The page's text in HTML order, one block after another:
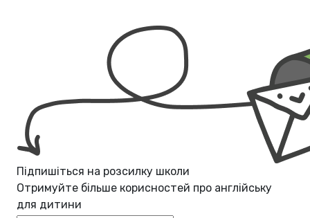
Підпишіться на розсилку школи
Отримуйте більше корисностей про англійську
для дитини